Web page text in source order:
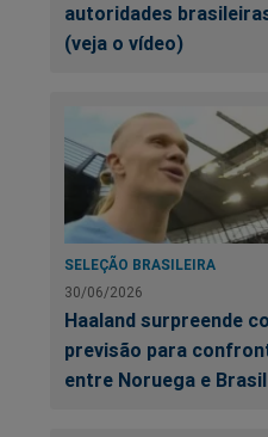
autoridades
(veja o vídeo)
SELEÇÃO BRASILEIRA
30/06/2026
Haaland surpreende
previsão para
entre Noruega e Brasil